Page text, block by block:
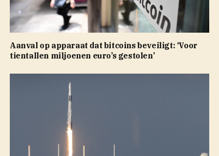
Aanval op apparaat dat bitcoins beveiligt: ‘Voor
tientallen miljoenen euro’s gestolen’